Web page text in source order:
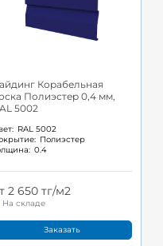
Корабельная
Полиэстер 0,4 мм,
5002
RAL 5002
Полиэстер
0.4
2 650 тг/м2
На складе
Заказать